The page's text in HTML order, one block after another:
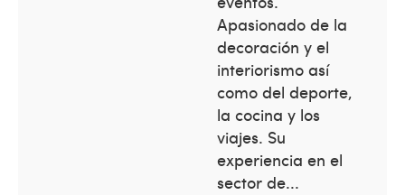
Apasionado de la
decoración y el
interiorismo así
como del deporte,
la cocina y los
viajes. Su
experiencia en el
sector de...